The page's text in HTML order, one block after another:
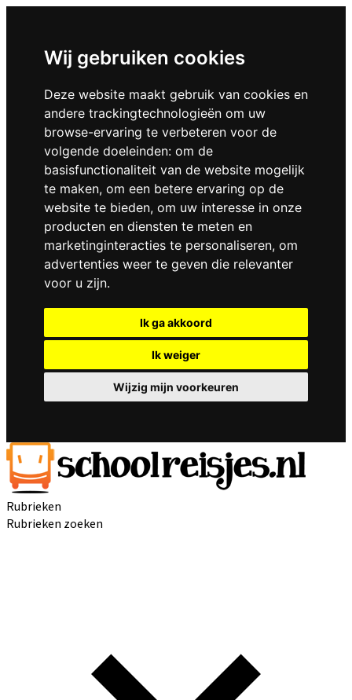
Wij gebruiken cookies
Deze website maakt gebruik van cookies en
andere trackingtechnologieën om uw
browse-ervaring te verbeteren voor de
volgende doeleinden: om de
basisfunctionaliteit van de website mogelijk
te maken, om een betere ervaring op de
website te bieden, om uw interesse in onze
producten en diensten te meten en
marketinginteracties te personaliseren, om
advertenties weer te geven die relevanter
voor u zijn.
Ik ga akkoord
Ik weiger
Wijzig mijn voorkeuren
Rubrieken
Rubrieken zoeken